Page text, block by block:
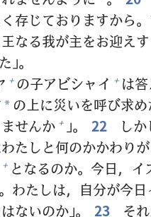
存じておりますから
王なる我が主をお迎え
。
+ の子アビシャイ + は答
* の上に災いを呼び求
せんか + 」。 22 し
たしと何のかかわり
+ となるのか。 今日，イ
。わたしは， 自分が今日
ないのか」。 23 そ